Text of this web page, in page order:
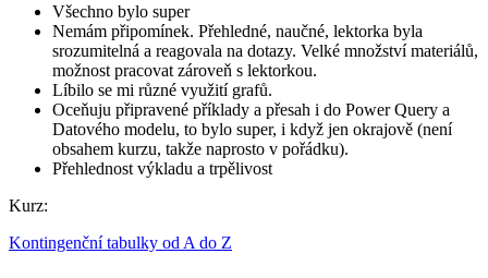
Všechno bylo super
Nemám připomínek. Přehledné, naučné, lektorka byla
srozumitelná a reagovala na dotazy. Velké množství materiálů,
možnost pracovat zároveň s lektorkou.
Líbilo se mi různé využití grafů.
Oceňuju připravené příklady a přesah i do Power Query a
Datového modelu, to bylo super, i když jen okrajově (není
obsahem kurzu, takže naprosto v pořádku).
Přehlednost výkladu a trpělivost
Kurz:
Kontingenční tabulky od A do Z